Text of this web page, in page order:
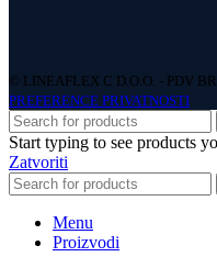
© LINEAFLEX C D.O.O. - PDV
PREFERENCE PRIVATNOSTI
Start typing to see products
Zatvoriti
Menu
Proizvodi